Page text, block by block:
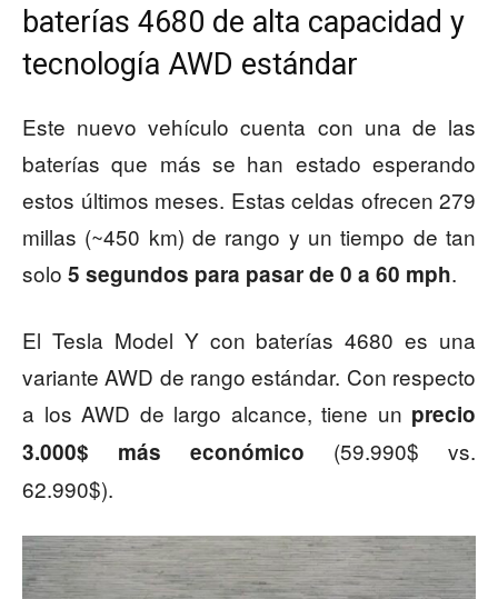
baterías 4680 de alta capacidad y
tecnología AWD estándar
Este nuevo vehículo cuenta con una de las
baterías que más se han estado esperando
estos últimos meses. Estas celdas ofrecen 279
millas (~450 km) de rango y un tiempo de tan
solo 5 segundos para pasar de 0 a 60 mph.
El Tesla Model Y con baterías 4680 es una
variante AWD de rango estándar. Con respecto
a los AWD de largo alcance, tiene un precio
3.000$ más económico (59.990$ vs.
62.990$).